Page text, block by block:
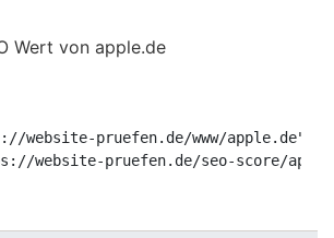
website-pruefen.de/www/apple.de"
website-pruefen.de/seo-score/